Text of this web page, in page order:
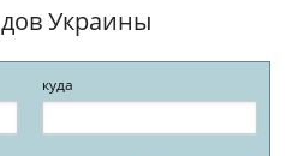
Украины
куда